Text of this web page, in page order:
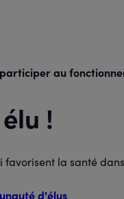
au
!
la santé
d'élus